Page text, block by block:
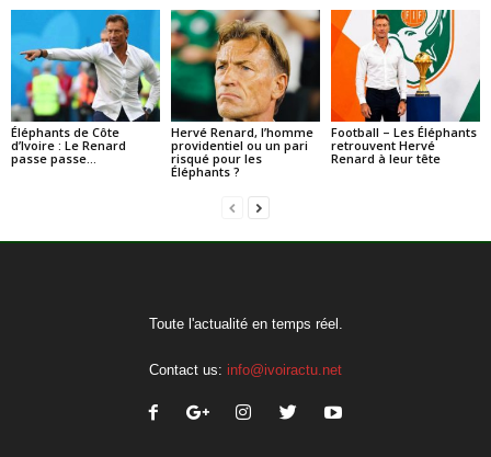
Éléphants de Côte
d’Ivoire : Le Renard
passe passe…
Hervé Renard, l’homme
providentiel ou un pari
risqué pour les
Éléphants ?
Football – Les Éléphants
retrouvent Hervé
Renard à leur tête
Toute l'actualité en temps réel.
Contact us: info@ivoiractu.net